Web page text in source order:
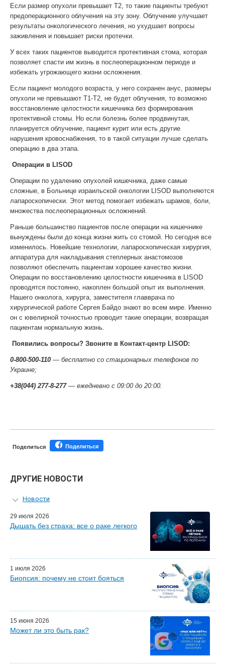
Если размер опухоли превышает Т2, то такие пациенты требуют
предоперационного облучения на эту зону. Облучение улучшает
результаты онкологического лечения, но ухудшает вопросы
заживления и повышает риски протечки.
У всех таких пациентов выводится протективная стома, которая
позволяет спасти им жизнь в послеоперационном периоде и
избежать угрожающего жизни осложнения.
Если пациент молодого возраста, у него сохранен анус, размеры
опухоли не превышают Т1-Т2, не будет облучения, то возможно
восстановление целостности кишечника без формирования
протективной стомы. Но если болезнь более продвинутая,
планируется облучение, пациент курит или есть другие
нарушения кровоснабжения, то в такой ситуации лучше сделать
операцию в два этапа.
Операции в LISOD
Операции по удалению опухолей кишечника, даже самые
сложные, в Больнице израильской онкологии LISOD выполняются
лапароскопически. Этот метод помогает избежать шрамов, боли,
множества послеоперационных осложнений.
Раньше большинство пациентов после операции на кишечнике
вынуждены были до конца жизни жить со стомой. Но сегодня все
изменилось. Новейшие технологии, лапароскопическая хирургия,
аппаратура для накладывания степлерных анастомозов
позволяют обеспечить пациентам хорошее качество жизни.
Операции по восстановлению целостности кишечника в LISOD
проводятся постоянно, накоплен большой опыт их выполнения.
Нашего онколога, хирурга, заместителя главврача по
хирургической работе Сергея Байдо знают во всем мире. Именно
он с ювелирной точностью проводит такие операции, возвращая
пациентам нормальную жизнь.
Появились вопросы? Звоните в Контакт-центр LISOD:
0-800-500-110 — бесплатно со стационарных телефонов по
Украине;
+38(044) 277-8-277— ежедневно с 09:00 до 20:00.
Поделиться Поделиться
ДРУГИЕ НОВОСТИ
Новости
Персональный гид
Мастер-классы для врачей
Наши партнеры
29 июля 2026
Дышать без страха: все о раке легкого
1 июля 2026
Биопсия: почему не стоит бояться
15 июня 2026
Может ли это быть рак?